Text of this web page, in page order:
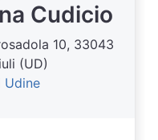
Cudicio
10, 33043
(UD)
Udine